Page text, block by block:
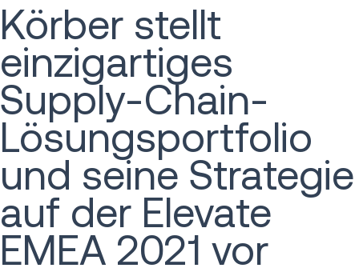
Körber stellt
einzigartiges
Supply-Chain-
Lösungsportfolio
und seine Strategie
auf der Elevate
EMEA 2021 vor